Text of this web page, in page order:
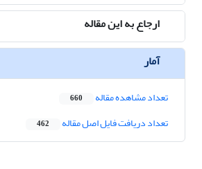
ارجاع به این مقاله
آمار
تعداد مشاهده مقاله 660
تعداد دریافت فایل اصل مقاله 462